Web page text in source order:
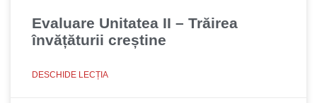
Evaluare Unitatea II – Trăirea
învățăturii creștine
DESCHIDE LECȚIA